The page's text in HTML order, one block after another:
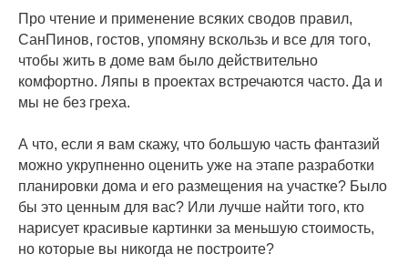
Про чтение и применение всяких сводов правил,
СанПинов, гостов, упомяну вскользь и все для того,
чтобы жить в доме вам было действительно
комфортно. Ляпы в проектах встречаются часто. Да и
мы не без греха.
А что, если я вам скажу, что большую часть фантазий
можно укрупненно оценить уже на этапе разработки
планировки дома и его размещения на участке? Было
бы это ценным для вас? Или лучше найти того, кто
нарисует красивые картинки за меньшую стоимость,
но которые вы никогда не построите?
Все права защищены 2018-2026 ©
данных пользователя
ИП Машковская Татьяна Николаевна
КОНТАКТЫ
КОНТАКТЫ
Иконки:tilda.cc